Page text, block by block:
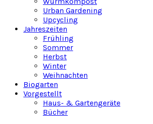
Urban Gardening
Upcycling
Jahreszeiten
Frühling
Sommer
Herbst
Winter
Weihnachten
Biogarten
Vorgestellt
Haus- & Gartengeräte
Bücher